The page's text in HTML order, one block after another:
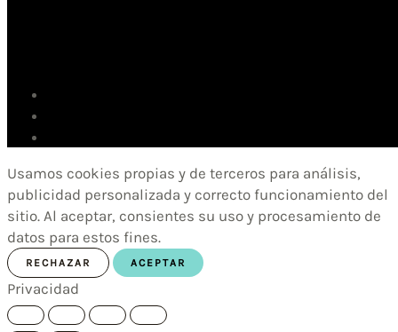
Usamos cookies propias y de terceros para análisis,
publicidad personalizada y correcto funcionamiento del
sitio. Al aceptar, consientes su uso y procesamiento de
datos para estos fines.
RECHAZAR ACEPTAR
Privacidad